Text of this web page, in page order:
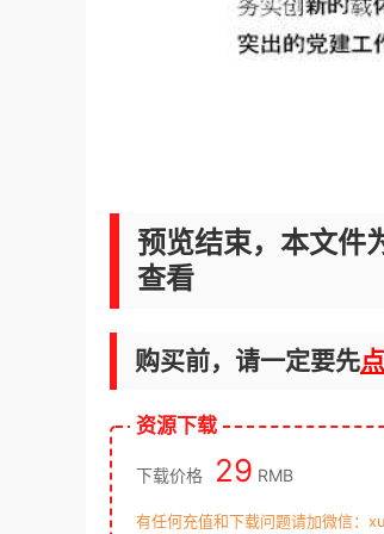
预览结束，本文件
查看
购买前，请一定要先
资源下载
下载价格 29 RMB
有任何充值和下载问题请加微信：